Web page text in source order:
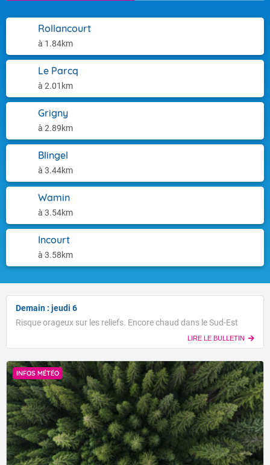
Rollancourt
à 1.84km
Le Parcq
à 2.01km
Grigny
à 2.89km
Blingel
à 3.44km
Wamin
à 3.54km
Incourt
à 3.58km
Demain : jeudi 6
Risque orageux sur les reliefs. Encore chaud dans le Sud-Est
LIRE LE BULLETIN
INFOS MÉTÉO